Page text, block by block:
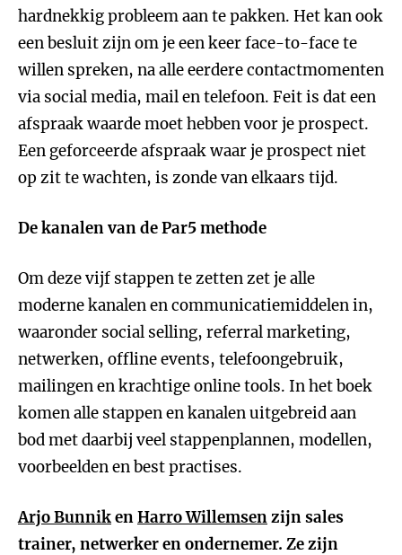
hardnekkig probleem aan te pakken. Het kan ook
een besluit zijn om je een keer face-to-face te
willen spreken, na alle eerdere contactmomenten
via social media, mail en telefoon. Feit is dat een
afspraak waarde moet hebben voor je prospect.
Een geforceerde afspraak waar je prospect niet
op zit te wachten, is zonde van elkaars tijd.
De kanalen van de Par5 methode
Om deze vijf stappen te zetten zet je alle
moderne kanalen en communicatiemiddelen in,
waaronder social selling, referral marketing,
netwerken, offline events, telefoongebruik,
mailingen en krachtige online tools. In het boek
komen alle stappen en kanalen uitgebreid aan
bod met daarbij veel stappenplannen, modellen,
voorbeelden en best practises.
Arjo BunnikenHarro Willemsenzijn sales
trainer, netwerker en ondernemer. Ze zijn